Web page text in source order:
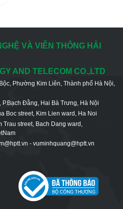
VÀ VIỄN THÔNG HẢI
AND TELECOM CO.,LTD
Phường Kim Liên, Thành phố Hà Nội,
Đằng, Hai Bà Trưng, Hà Nội
Boc street, Kim Lien ward, Ha Noi
Trau street, Bach Dang ward,
- vuminhquang@hptt.vn